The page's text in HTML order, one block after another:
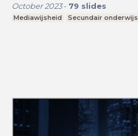
October 2023- 79 slides
Mediawijsheid Secundair onderwijs